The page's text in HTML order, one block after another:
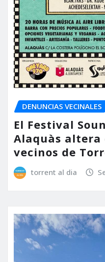
DENUNCIAS VECINALES
El Festival
Alaquàs altera
vecinos de
torrent al dia